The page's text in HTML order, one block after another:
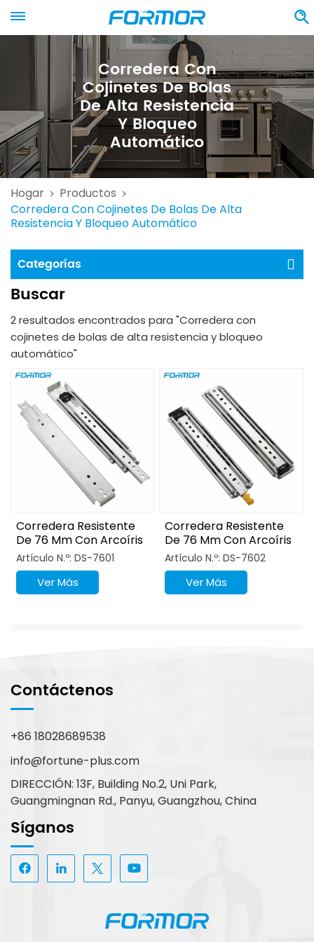
Corredera Con
Cojinetes De Bolas
De Alta Resistencia
Y Bloqueo
Automático
Hogar > Productos >
Corredera Con Cojinetes De Bolas De Alta
Resistencia Y Bloqueo Automático
Categorías
Buscar
2 resultados encontrados para "Corredera con
cojinetes de bolas de alta resistencia y bloqueo
automático"
Corredera Resistente
De 76 Mm Con Arcoíris
Brillante Y Cerradura
Artículo N.º: DS-7601
Ver Más
Corredera Resistente
De 76 Mm Con Arcoíris
Brillante Y Cerradura
Artículo N.º: DS-7602
Ver Más
Contáctenos
+86 18028689538
info@fortune-plus.com
DIRECCIÓN: 13F, Building No.2, Uni Park,
Guangmingnan Rd., Panyu, Guangzhou, China
Síganos